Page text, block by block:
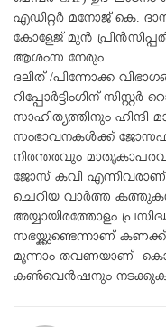
എഡിറ്റര്‍ മനോജ് കെ.
കോളേജ് മുന്‍
ആശംസ നേരും.
ദലിത് /പിന്നോക്ക
റിപ്പോര്‍ട്ടിംഗിന്
സാഹിത്യത്തിനും ഹിന്ദി
സംഭാവനകള്‍ക്ക് ജോസഫ്
നിരന്തരവും
ജോസ് കവി
ചെറിയ വാര്‍ത്ത
അയ്യായിരത്തോളം
സഭയ്ക്കുണ്ടെന്നാണ്
മൂന്നാം തവണയാണ്
കണ്‍വെന്‍ഷനും